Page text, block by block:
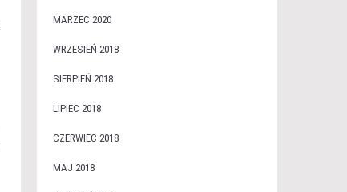
MARZEC 2020
WRZESIEŃ 2018
SIERPIEŃ 2018
LIPIEC 2018
CZERWIEC 2018
MAJ 2018